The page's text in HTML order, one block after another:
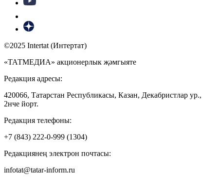
©2025 Intertat (Интертат)
«ТАТМЕДИА» акционерлык җәмгыяте
Редакция адресы:
420066, Татарстан Республикасы, Казан, Декабристлар ур.,
2нче йорт.
Редакция телефоны:
+7 (843) 222-0-999 (1304)
Редакциянең электрон почтасы:
infotat@tatar-inform.ru